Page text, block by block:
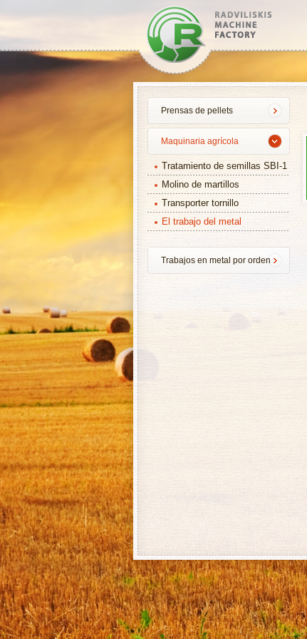
Prensas de pellets
Maquinaria agrícola
Tratamiento de semillas SBI-1
Molino de martillos
Transporter tornillo
El trabajo del metal
Trabajos en metal por orden